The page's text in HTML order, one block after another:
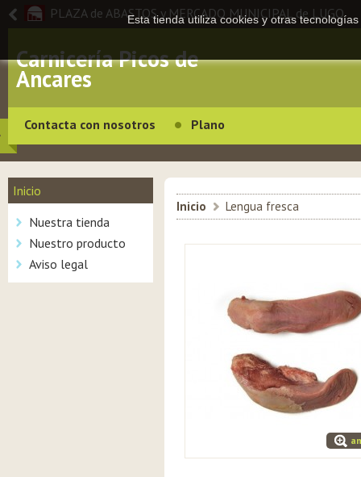
PLAZA de ABASTOS y MERCADO MUNICIPAL de LUGO
Carnicería Picos de
Ancares
Contacta con nosotros Plano
Inicio
Nuestra tienda
Nuestro producto
Aviso legal
Inicio > Lengua fresca
Esta tienda utiliza cookies y otras